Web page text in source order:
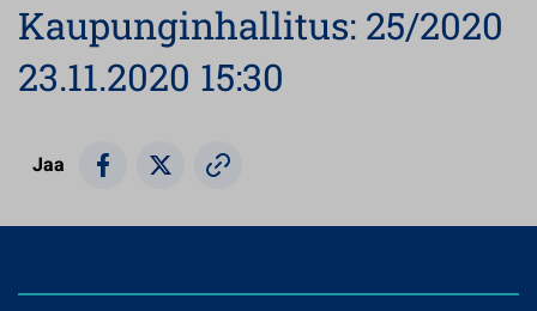
Kaupunginhallitus: 25/2020
23.11.2020 15:30
Jaa